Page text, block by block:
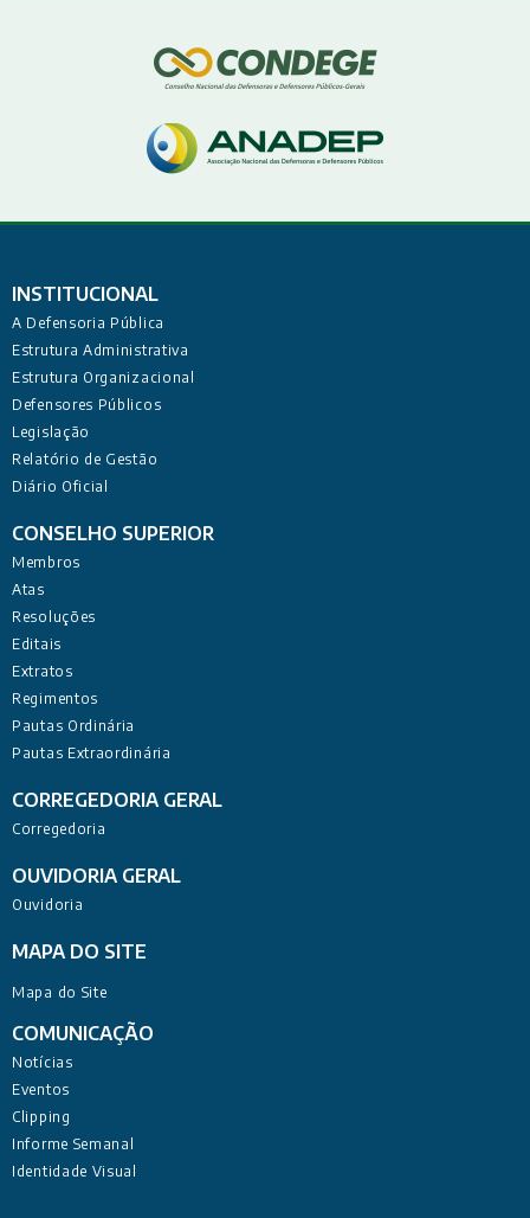
INSTITUCIONAL
A Defensoria Pública
Estrutura Administrativa
Estrutura Organizacional
Defensores Públicos
Legislação
Relatório de Gestão
Diário Oficial
CONSELHO SUPERIOR
Membros
Atas
Resoluções
Editais
Extratos
Regimentos
Pautas Ordinária
Pautas Extraordinária
CORREGEDORIA GERAL
Corregedoria
OUVIDORIA GERAL
Ouvidoria
MAPA DO SITE
Mapa do Site
COMUNICAÇÃO
Notícias
Eventos
Clipping
Informe Semanal
Identidade Visual